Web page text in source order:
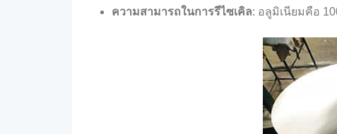
ความสามารถในการรีไซเคิล: อลูมิเนียมคือ